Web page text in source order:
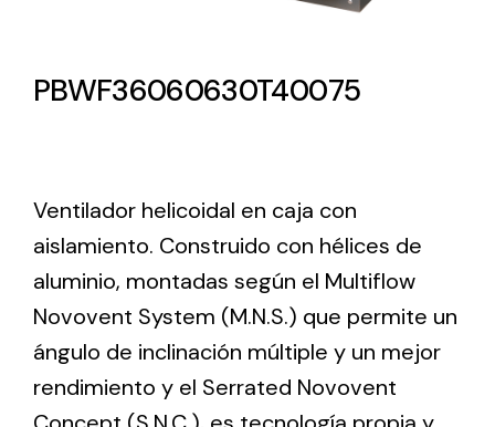
The incorporation of Novovent into the group
meant a greater offer of ventilation products for
PBWF36060630T40075
Ventilador helicoidal en caja con
aislamiento. Construido con hélices de
aluminio, montadas según el Multiflow
Novovent System (M.N.S.) que permite un
ángulo de inclinación múltiple y un mejor
rendimiento y el Serrated Novovent